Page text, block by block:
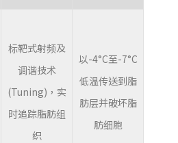
标靶式射频及
调谐技术
(Tuning)，实
时追踪脂肪组
织
以-4°C至-7°C
低温传送到脂
肪层并破坏脂
肪细胞